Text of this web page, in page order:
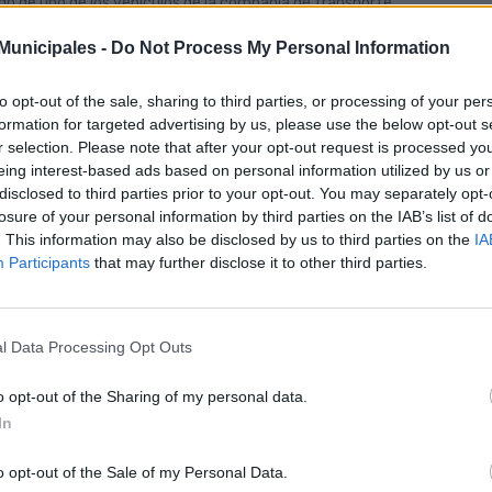
- Do Not Process My Personal Information
opt-out of the sale, sharing to third parties, or processing of your
for targeted advertising by us, please use the below opt-out
selection. Please note that after your opt-out request is processed
interest-based ads based on personal information utilized by us
to third parties prior to your opt-out. You may separately
of your personal information by third parties on the IAB’s list of
This information may also be disclosed by us to third parties on the
Participants that may further disclose it to other third parties.
Data Processing Opt Outs
opt-out of the Sharing of my personal data.
opt-out of the Sale of my Personal Data.
encantados de colaborar en esta iniciativa con El Museo
viajeros suban a alguna de las cuatro guaguas que forman
a El Museo Canario y esto será una experiencia
para personas de todas las edades”, enfatizó José Eduardo
público de la ciudad se ayude a conocer la historia y
su parte, el presidente de El Museo Canario, Daniel López, detalló
del concepto de Museoguagua, los materiales y colecciones
y, con ello, incentivar a que acudan a la propia sede de El
que amplíen sus conocimientos.
este proyecto hacemos accesible la cultura a toda la
Guanarteme, entidad patrocinadora de la muestra
empresa pública, en el marco de su programa “Arte para todo.
cultural en la ciudad y promocionar a las entidades que
de Canarias, se ofrece como espacio expositivo itinerante
de interés histórico para todos los públicos.
colaboración entre Guaguas Municipales, El Museo Canario y
del compromiso social a través de la cultura y